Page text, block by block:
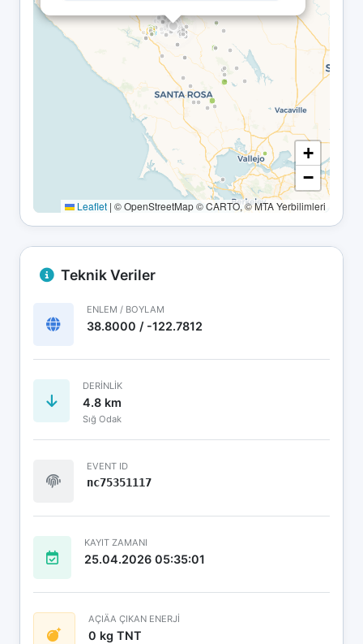
+
−
Leaflet | © OpenStreetMap © CARTO, © MTA Yerbilimleri
Teknik Veriler
ENLEM / BOYLAM
38.8000 / -122.7812
DERINLIK
4.8 km
Sığ Odak
EVENT ID
nc75351117
KAYIT ZAMANI
25.04.2026 05:35:01
AÇIÄA ÇIKAN ENERJİ
0 kg TNT